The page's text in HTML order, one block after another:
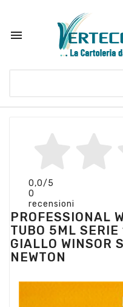

0,0/5
0
recensioni
PROFESSIONAL
TUBO 5ML SERIE
GIALLO WINSOR
NEWTON